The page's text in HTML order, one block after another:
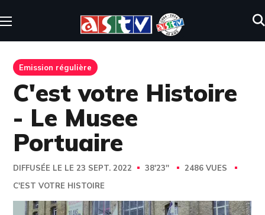
Emission régulière
C'est votre Histoire
- Le Musee
Portuaire
DIFFUSÉE LE LE 23 SEPT. 2022 38'23''
2486 VUES
C'EST VOTRE HISTOIRE